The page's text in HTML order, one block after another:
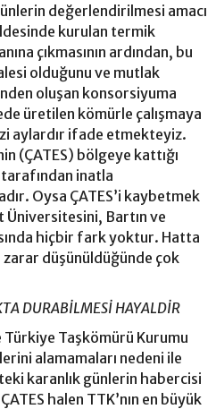
değerlendirilmesi amacı
kurulan termik
çıkmasının ardından, bu
olduğunu ve mutlak
oluşan konsorsiyuma
üretilen kömürle çalışmaya
aylardır ifade etmekteyiz.
(ÇATES) bölgeye kattığı
tarafından inatla
Oysa ÇATES’i kaybetmek
Üniversitesini, Bartın ve
hiçbir fark yoktur. Hatta
düşünüldüğünde çok
DURABİLMESİ HAYALDİR
Türkiye Taşkömürü Kurumu
alamamaları nedeni ile
karanlık günlerin habercisi
halen TTK’nın en büyük